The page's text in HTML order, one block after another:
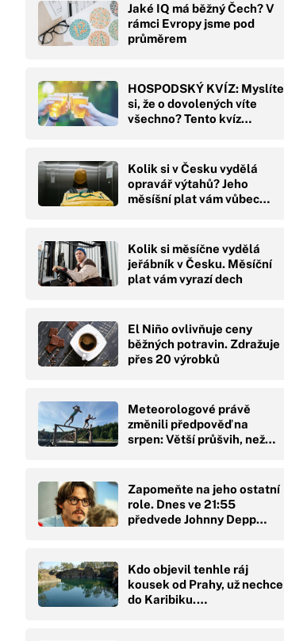
Jaké IQ má běžný Čech? V
rámci Evropy jsme pod
průměrem
HOSPODSKÝ KVÍZ: Myslíte
si, že o dovolených víte
všechno? Tento kvíz…
Kolik si v Česku vydělá
opravář výtahů? Jeho
měsíšní plat vám vůbec…
Kolik si měsíčne vydělá
jeřábník v Česku. Měsíční
plat vám vyrazí dech
El Niño ovlivňuje ceny
běžných potravin. Zdražuje
přes 20 výrobků
Meteorologové právě
změnili předpověď na
srpen: Větší průšvih, než…
Zapomeňte na jeho ostatní
role. Dnes ve 21:55
předvede Johnny Depp…
Kdo objevil tenhle ráj
kousek od Prahy, už nechce
do Karibiku.…